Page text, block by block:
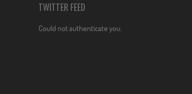
TWITTER FEED
Could not authenticate you.